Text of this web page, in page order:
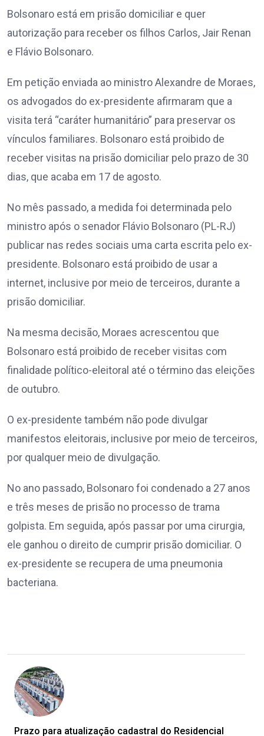
Bolsonaro está em prisão domiciliar e quer
autorização para receber os filhos Carlos, Jair Renan
e Flávio Bolsonaro.
Em petição enviada ao ministro Alexandre de Moraes,
os advogados do ex-presidente afirmaram que a
visita terá “caráter humanitário” para preservar os
vínculos familiares. Bolsonaro está proibido de
receber visitas na prisão domiciliar pelo prazo de 30
dias, que acaba em 17 de agosto.
No mês passado, a medida foi determinada pelo
ministro após o senador Flávio Bolsonaro (PL-RJ)
publicar nas redes sociais uma carta escrita pelo ex-
presidente. Bolsonaro está proibido de usar a
internet, inclusive por meio de terceiros, durante a
prisão domiciliar.
Na mesma decisão, Moraes acrescentou que
Bolsonaro está proibido de receber visitas com
finalidade político-eleitoral até o término das eleições
de outubro.
O ex-presidente também não pode divulgar
manifestos eleitorais, inclusive por meio de terceiros,
por qualquer meio de divulgação.
No ano passado, Bolsonaro foi condenado a 27 anos
e três meses de prisão no processo de trama
golpista. Em seguida, após passar por uma cirurgia,
ele ganhou o direito de cumprir prisão domiciliar. O
ex-presidente se recupera de uma pneumonia
bacteriana.
Prazo para atualização cadastral do Residencial